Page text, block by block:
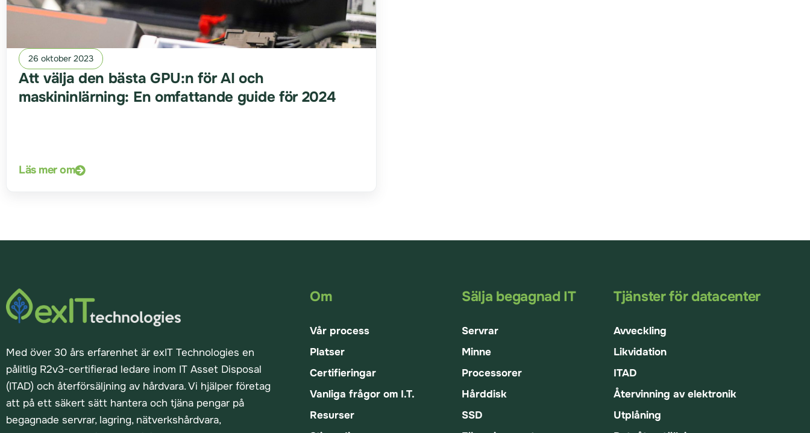
26 oktober 2023
Att välja den bästa GPU:n för AI och
maskininlärning: En omfattande guide för 2024
Läs mer om
Med över 30 års erfarenhet är exIT Technologies en
pålitlig R2v3-certifierad ledare inom IT Asset Disposal
(ITAD) och återförsäljning av hårdvara. Vi hjälper företag
att på ett säkert sätt hantera och tjäna pengar på
begagnade servrar, lagring, nätverkshårdvara,
Om
Vår process
Platser
Certifieringar
Vanliga frågor om I.T.
Resurser
Sälja begagnad IT
Servrar
Minne
Processorer
Hårddisk
SSD
Tjänster för datacenter
Avveckling
Likvidation
ITAD
Återvinning av elektronik
Utplåning